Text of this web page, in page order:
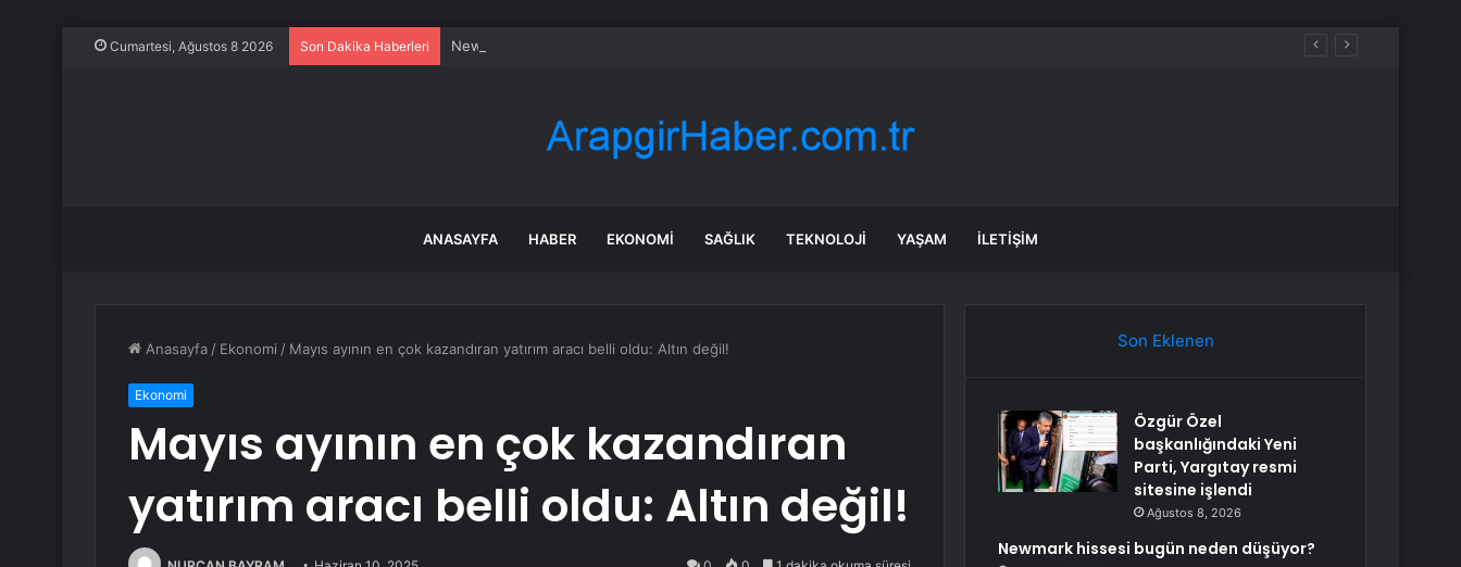
Cumartesi, Ağustos 8 2026 Son Dakika Haberleri Newmark hissesi bugün neden düşüyor?
ANASAYFA HABER EKONOMI SAĞLIK TEKNOLOJI YAŞAM İLETIŞIM
Anasayfa / Ekonomi / Mayıs ayının en çok kazandıran yatırım aracı belli oldu: Altın değil!
Ekonomi
Mayıs ayının en çok kazandıran
yatırım aracı belli oldu: Altın değil!
Son Eklenen
Özgür Özel
başkanlığındaki Yeni
Parti, Yargıtay resmi
sitesine işlendi
Ağustos 8, 2026
Newmark hissesi bugün neden düşüyor?